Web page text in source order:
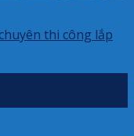
thi công lắp